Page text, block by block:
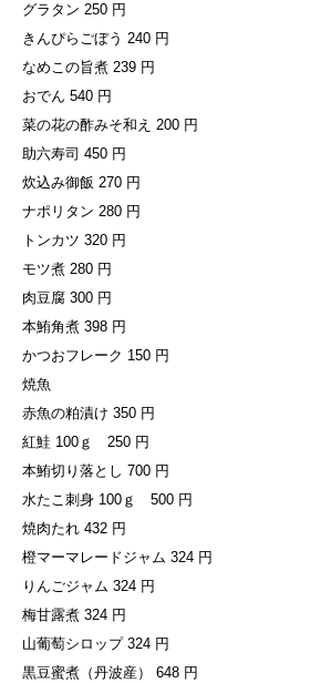
グラタン 250 円
きんぴらごぼう 240 円
なめこの旨煮 239 円
おでん 540 円
菜の花の酢みそ和え 200 円
助六寿司 450 円
炊込み御飯 270 円
ナポリタン 280 円
トンカツ 320 円
モツ煮 280 円
肉豆腐 300 円
本鮪角煮 398 円
かつおフレーク 150 円
焼魚
赤魚の粕漬け 350 円
紅鮭 100ｇ 250 円
本鮪切り落とし 700 円
水たこ刺身 100ｇ 500 円
焼肉たれ 432 円
橙マーマレードジャム 324 円
りんごジャム 324 円
梅甘露煮 324 円
山葡萄シロップ 324 円
黒豆蜜煮（丹波産） 648 円